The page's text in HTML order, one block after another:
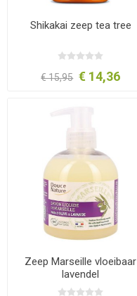
Shikakai zeep tea tree
€ 15,95 € 14,36
Zeep Marseille vloeibaar
lavendel